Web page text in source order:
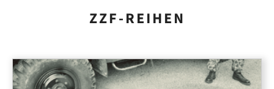
ZZF-REIHEN